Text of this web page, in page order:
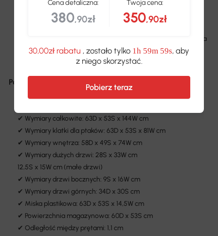
zapewniają bezpieczeństwo
✔ Konstrukcja ze stali zapewnia trwałość
✔ Dolna półka oferuje praktyczne miejsce do przechowywania
karmy dla ptaków
✔ Odpowiednia dla wróbli oraz małych i średnich papug
Parametry:
✔ Wymiary całkowite: 63D x 53S x 144W cm
✔ Wymiary klatki dla ptaków: 63D x 53S x 81W cm
✔ Wymiary wnętrza: 58D x 49S x 74W cm
✔ Wymiary dużych drzwi: 28S x 33W cm
12,5S x 15W cm (małe drzwi)
✔ Wymiary drzwi bocznych: 9S x 16W cm
✔ Wymiary drzwi górnych: 34D x 30S cm
✔ Miska plastikowa: 63D x 53S x 14,5W cm
✔ Powierzchnia magazynowa: 60D x 53S cm
✔ Odległość między prętami: 1,1 cm
Cena detaliczna:
380,90zł
Twoja cena:
350,90zł
30,00zł rabatu , zostało tylko 1h 59m 59s, aby
z niego skorzystać.
Pobierz teraz